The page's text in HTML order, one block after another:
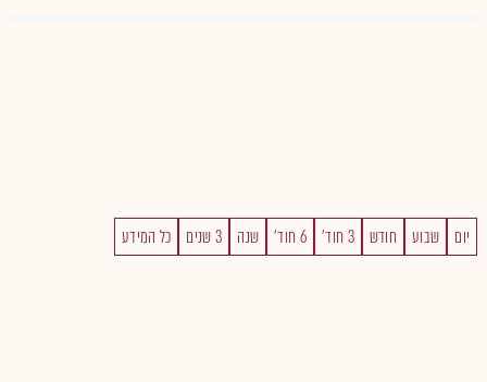
יום שבוע חודש 3 חוד' 6 חוד' שנה 3 שנים כל המידע